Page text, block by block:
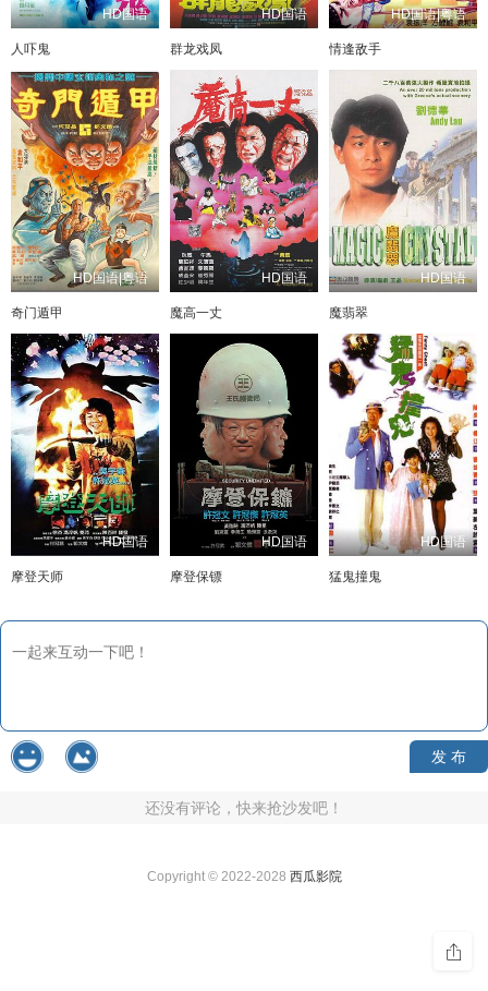
HD国语
人吓鬼
HD国语
群龙戏凤
HD国语|粤语
情逢敌手
HD国语|粤语
奇门遁甲
HD国语
魔高一丈
HD国语
魔翡翠
HD国语
摩登天师
HD国语
摩登保镖
HD国语
猛鬼撞鬼
发 布
还没有评论，快来抢沙发吧！
Copyright © 2022-2028 西瓜影院